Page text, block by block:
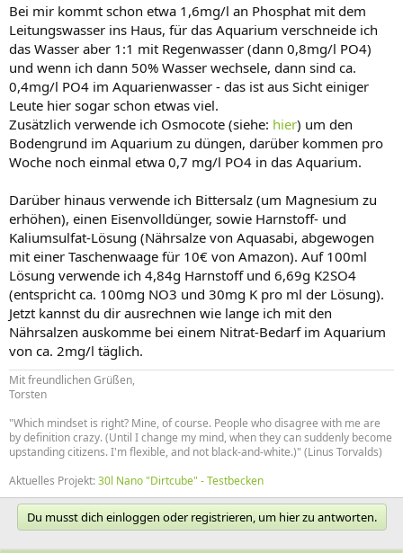
Bei mir kommt schon etwa 1,6mg/l an Phosphat mit dem
Leitungswasser ins Haus, für das Aquarium verschneide ich
das Wasser aber 1:1 mit Regenwasser (dann 0,8mg/l PO4)
und wenn ich dann 50% Wasser wechsele, dann sind ca.
0,4mg/l PO4 im Aquarienwasser - das ist aus Sicht einiger
Leute hier sogar schon etwas viel.
Zusätzlich verwende ich Osmocote (siehe: hier) um den
Bodengrund im Aquarium zu düngen, darüber kommen pro
Woche noch einmal etwa 0,7 mg/l PO4 in das Aquarium.
Darüber hinaus verwende ich Bittersalz (um Magnesium zu
erhöhen), einen Eisenvolldünger, sowie Harnstoff- und
Kaliumsulfat-Lösung (Nährsalze von Aquasabi, abgewogen
mit einer Taschenwaage für 10€ von Amazon). Auf 100ml
Lösung verwende ich 4,84g Harnstoff und 6,69g K2SO4
(entspricht ca. 100mg NO3 und 30mg K pro ml der Lösung).
Jetzt kannst du dir ausrechnen wie lange ich mit den
Nährsalzen auskomme bei einem Nitrat-Bedarf im Aquarium
von ca. 2mg/l täglich.
Mit freundlichen Grüßen,
Torsten
"Which mindset is right? Mine, of course. People who disagree with me are
by definition crazy. (Until I change my mind, when they can suddenly become
upstanding citizens. I'm flexible, and not black-and-white.)" (Linus Torvalds)
Aktuelles Projekt:30l Nano "Dirtcube" - Testbecken
Du musst dich einloggen oder registrieren, um hier zu antworten.